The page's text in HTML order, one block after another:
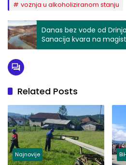
voznja u alkoholiziranom stanju
Danas bez vode od
Sanacija kvara na
Related Posts
Najnovije